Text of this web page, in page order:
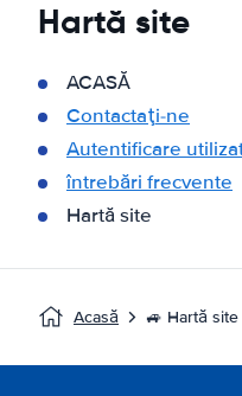
Hartă site
ACASĂ
Contactaţi-ne
Autentificare
întrebări frecvente
Hartă site
Acasă 🚙 Hartă